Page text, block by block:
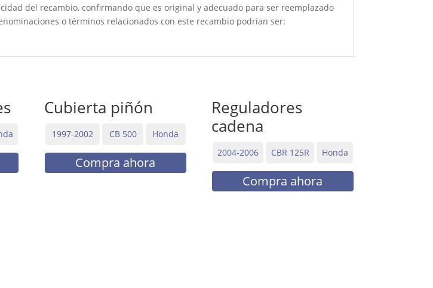
del recambio, confirmando que es original y adecuado para ser reemplazado
o términos relacionados con este recambio podrían ser:
Cubierta piñón
1997-2002 CB 500 Honda
Compra ahora
Reguladores
cadena
2004-2006 CBR 125R Honda
Compra ahora